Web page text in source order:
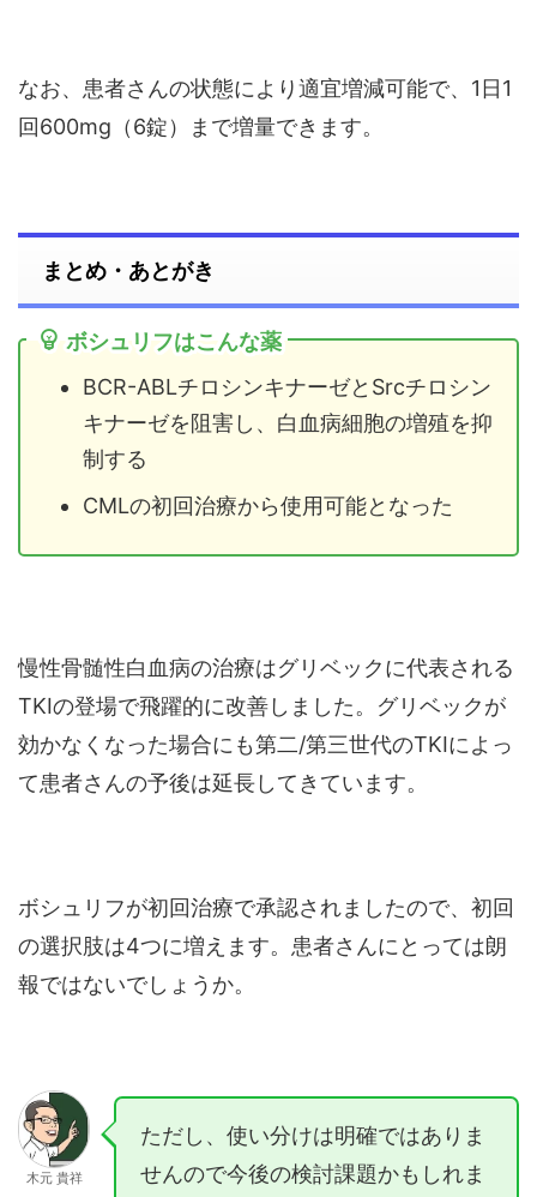
なお、患者さんの状態により適宜増減可能で、1日1
回600mg（6錠）まで増量できます。
まとめ・あとがき
ボシュリフはこんな薬
BCR-ABLチロシンキナーゼとSrcチロシン
キナーゼを阻害し、白血病細胞の増殖を抑
制する
CMLの初回治療から使用可能となった
慢性骨髄性白血病の治療はグリベックに代表される
TKIの登場で飛躍的に改善しました。グリベックが
効かなくなった場合にも第二/第三世代のTKIによっ
て患者さんの予後は延長してきています。
ボシュリフが初回治療で承認されましたので、初回
の選択肢は4つに増えます。患者さんにとっては朗
報ではないでしょうか。
木元 貴祥
ただし、使い分けは明確ではありま
せんので今後の検討課題かもしれま